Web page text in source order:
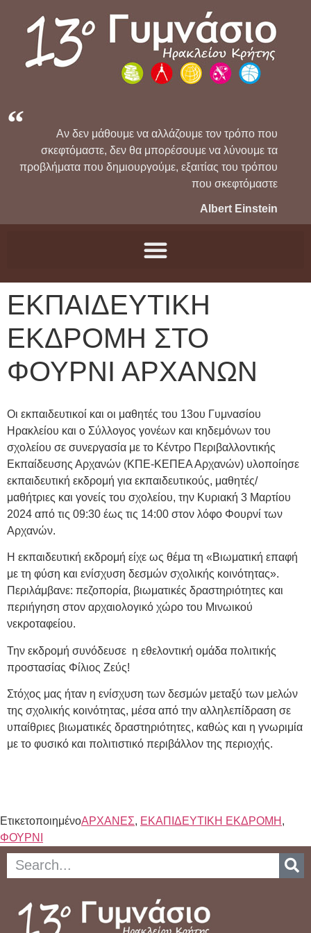
Αν δεν μάθουμε να αλλάζουμε τον τρόπο που
σκεφτόμαστε, δεν θα μπορέσουμε να λύνουμε τα
προβλήματα που δημιουργούμε, εξαιτίας του τρόπου
που σκεφτόμαστε
Albert Einstein
ΕΚΠΑΙΔΕΥΤΙΚΗ
ΕΚΔΡΟΜΗ ΣΤΟ
ΦΟΥΡΝΙ ΑΡΧΑΝΩΝ
Οι εκπαιδευτικοί και οι μαθητές του 13ου Γυμνασίου
Ηρακλείου και ο Σύλλογος γονέων και κηδεμόνων του
σχολείου σε συνεργασία με το Κέντρο Περιβαλλοντικής
Εκπαίδευσης Αρχανών (ΚΠΕ-ΚΕΠΕΑ Αρχανών) υλοποίησε
εκπαιδευτική εκδρομή για εκπαιδευτικούς, μαθητές/
μαθήτριες και γονείς του σχολείου, την Κυριακή 3 Μαρτίου
2024 από τις 09:30 έως τις 14:00 στον λόφο Φουρνί των
Αρχανών.
Η εκπαιδευτική εκδρομή είχε ως θέμα τη «Βιωματική επαφή
με τη φύση και ενίσχυση δεσμών σχολικής κοινότητας».
Περιλάμβανε: πεζοπορία, βιωματικές δραστηριότητες και
περιήγηση στον αρχαιολογικό χώρο του Μινωικού
νεκροταφείου.
Την εκδρομή συνόδευσε η εθελοντική ομάδα πολιτικής
προστασίας Φίλιος Ζεύς!
Στόχος μας ήταν η ενίσχυση των δεσμών μεταξύ των μελών
της σχολικής κοινότητας, μέσα από την αλληλεπίδραση σε
υπαίθριες βιωματικές δραστηριότητες, καθώς και η γνωριμία
με το φυσικό και πολιτιστικό περιβάλλον της περιοχής.
ΕτικετοποιημένοΑΡΧΑΝΕΣ, ΕΚΑΠΙΔΕΥΤΙΚΗ ΕΚΔΡΟΜΗ ,
ΦΟΥΡΝΙ